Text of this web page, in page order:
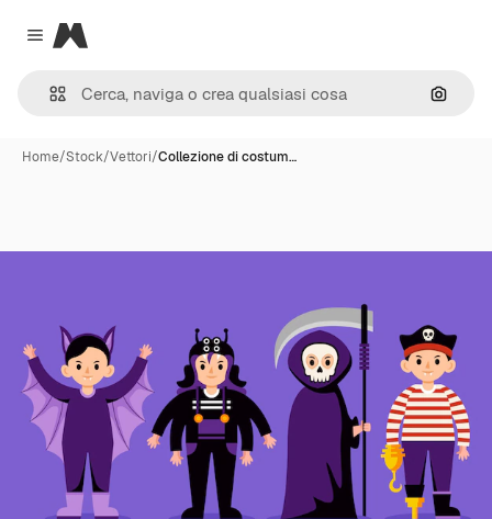
Close menu
Magnific
Cerca
Home/Stock/Vettori/Collezione di costum…